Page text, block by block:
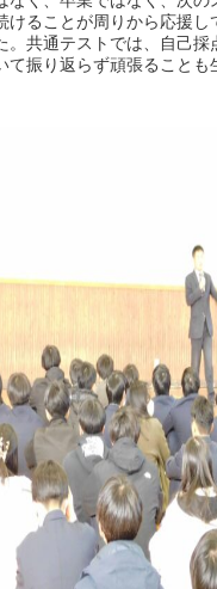
けることが周りから応援
。共通テストでは、自己
て振り返らず頑張ること